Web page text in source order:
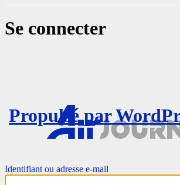
Se connecter
Propulsé par
Identifiant ou adresse e-mail